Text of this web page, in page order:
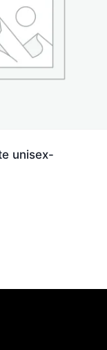
unisex-